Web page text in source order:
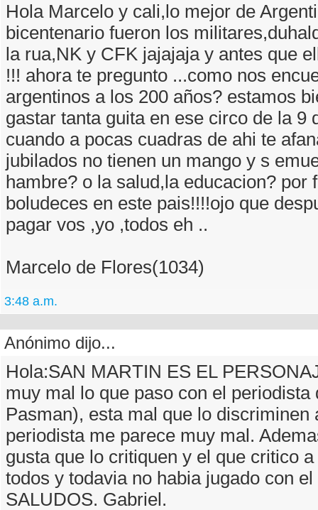
Hola Marcelo y cali,lo mejor de
bicentenario fueron los
la rua,NK y CFK jajajaja y antes que
!!! ahora te pregunto ...como nos
argentinos a los 200 años? estamos
gastar tanta guita en ese circo de la 9
cuando a pocas cuadras de ahi te
jubilados no tienen un mango y s
hambre? o la salud,la educacion? por
boludeces en este pais!!!!ojo que
pagar vos ,yo ,todos eh ..
Marcelo de Flores(1034)
3:48 a.m.
Anónimo dijo...
Hola:SAN MARTIN ES EL
muy mal lo que paso con el periodista
Pasman), esta mal que lo discriminen
periodista me parece muy mal.
gusta que lo critiquen y el que critico
todos y todavia no habia jugado con
SALUDOS. Gabriel.